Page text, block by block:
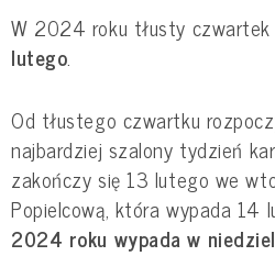
W 2024 roku tłusty czwartek
lutego.
Od tłustego czwartku
najbardziej szalony tydzień
zakończy się 13 lutego we
Popielcową, która wypada 14
2024 roku wypada w